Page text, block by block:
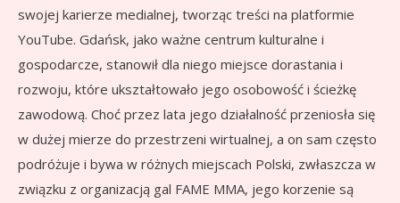
swojej karierze medialnej, tworząc treści na platformie
YouTube. Gdańsk, jako ważne centrum kulturalne i
gospodarcze, stanowił dla niego miejsce dorastania i
rozwoju, które ukształtowało jego osobowość i ścieżkę
zawodową. Choć przez lata jego działalność przeniosła się
w dużej mierze do przestrzeni wirtualnej, a on sam często
podróżuje i bywa w różnych miejscach Polski, zwłaszcza w
związku z organizacją gal FAME MMA, jego korzenie są